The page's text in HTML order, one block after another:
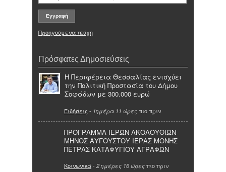
Προηγούμενα τεύχη
Πρόσφατες Δημοσιεύσεις
Η Περιφέρεια Θεσσαλίας ενισχύει
την Πολιτική Προστασία του Δήμου
Σοφάδων με 300.000 ευρώ
Ειδήσεις - 1ημέρα 11 ώρες πιο πριν
ΠΡΟΓΡΑΜΜΑ ΙΕΡΩΝ ΑΚΟΛΟΥΘΙΩΝ
ΜΗΝΟΣ ΑΥΓΟΥΣΤΟΥ ΙΕΡΑΣ ΜΟΝΗΣ
ΠΕΤΡΑΣ ΚΑΤΑΦΥΓΙΟΥ ΑΓΡΑΦΩΝ
Κοινωνικά- 2 ημέρες 16 ώρες πιο πριν